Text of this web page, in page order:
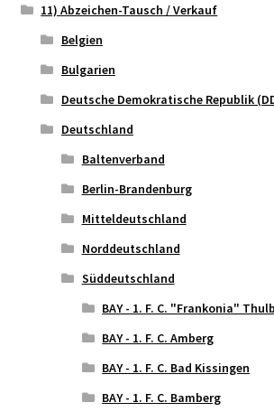
11) Abzeichen-Tausch / Verkauf
Belgien
Bulgarien
Deutsche Demokratische Republik
Deutschland
Baltenverband
Berlin-Brandenburg
Mitteldeutschland
Norddeutschland
Süddeutschland
BAY - 1. F. C. "Frankonia"
BAY - 1. F. C. Amberg
BAY - 1. F. C. Bad Kissingen
BAY - 1. F. C. Bamberg